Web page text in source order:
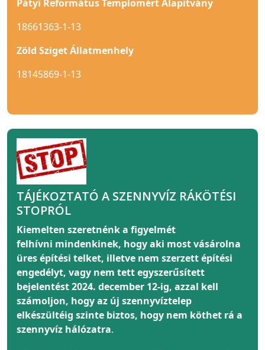
Pátyi Református Templomért Alapítvány
18661363-1-13
Zöld Sziget Állatmenhely
18145869-1-13
TÁJÉKOZTATÓ A SZENNYVÍZ RÁKÖTÉSI
STOPRÓL
Kiemelten szeretnénk a figyelmét
felhívni mindenkinek, hogy aki most vásárolna
üres építési telket, illetve nem szerzett építési
engedélyt, vagy nem tett egyszerűsített
bejelentést 2024. december 12-ig, azzal kell
számoljon, hogy az új szennyvíztelep
elkészültéig szinte biztos, hogy nem köthet rá a
szennyvíz hálózatra.